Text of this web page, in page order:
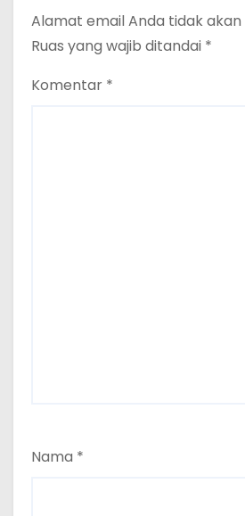
Alamat email Anda tidak akan
Ruas yang wajib ditandai *
Komentar *
Nama *